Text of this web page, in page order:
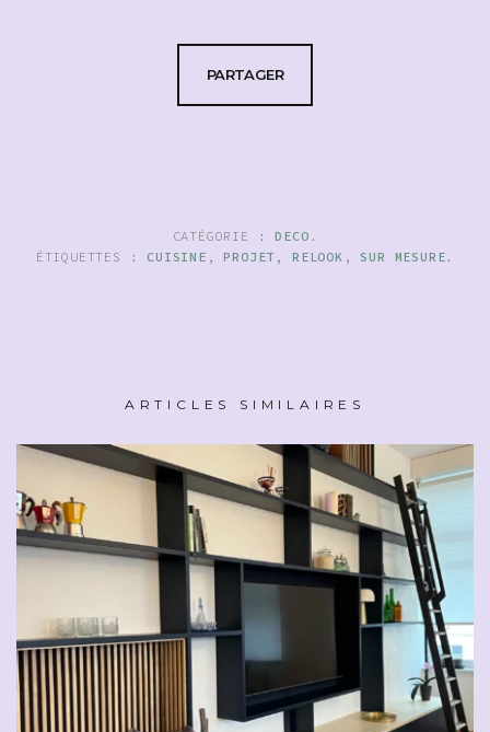
PARTAGER
CATÉGORIE :DECO .
ÉTIQUETTES : CUISINE ,PROJET , RELOOK ,SUR MESURE.
ARTICLES SIMILAIRES